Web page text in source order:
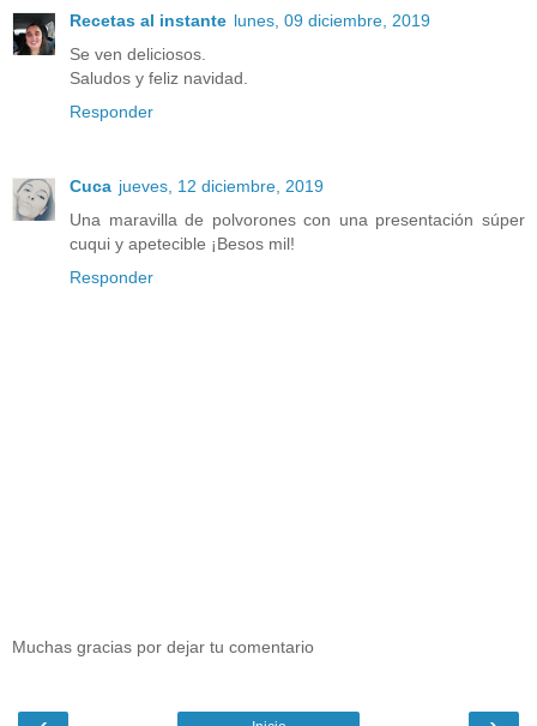
Recetas al instante lunes, 09 diciembre, 2019
Se ven deliciosos.
Saludos y feliz navidad.
Responder
Cuca jueves, 12 diciembre, 2019
Una maravilla de polvorones con una presentación súper
cuqui y apetecible ¡Besos mil!
Responder
Muchas gracias por dejar tu comentario